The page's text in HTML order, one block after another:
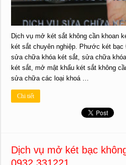
Dịch vụ mở két sắt không cần khoan
két sắt chuyên nghiệp. Phước két bạc
sửa chữa khóa két sắt, sửa chữa
két sắt, mở mật khẩu két sắt không
sửa chữa các loại khoá …
Chi tiết
Dịch vụ mở két bạc